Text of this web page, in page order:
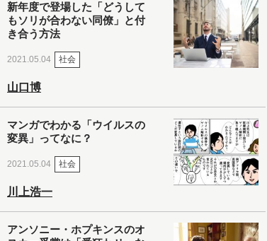
新年度で登場した「どうして
もソリが合わない同僚」と付
き合う方法
2021.05.04 社会
山口博
マンガでわかる「ウイルスの
変異」ってなに？
2021.05.04 社会
川上浩一
アンソニー・ホプキンスのオ